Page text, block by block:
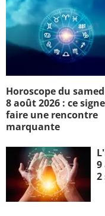
Horoscope du
8 août 2026 : ce
faire une rencontre
marquante
9
2